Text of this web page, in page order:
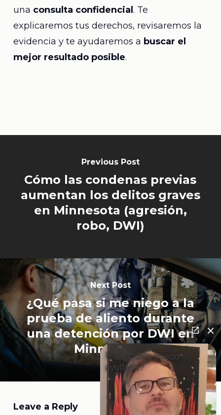
una consulta confidencial . Te
explicaremos tus derechos, revisaremos la
evidencia y te ayudaremos a buscar el
mejor resultado posible.
Previous Post
Cómo las condenas previas
aumentan los delitos graves
en Minnesota (agresión,
robo, DWI)
Next Post
¿Qué pasa si me niego a la
prueba de aliento durante
una detención por DWI en
Minnesota?
Leave a Reply
👋🏼¿Cómo puedo
ayudarte?